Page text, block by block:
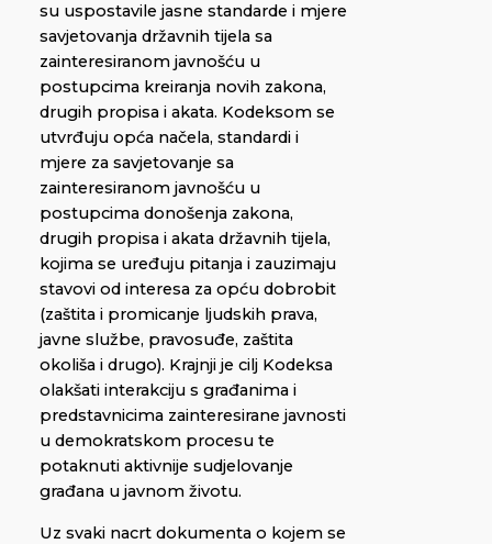
su uspostavile jasne standarde i mjere
savjetovanja državnih tijela sa
zainteresiranom javnošću u
postupcima kreiranja novih zakona,
drugih propisa i akata. Kodeksom se
utvrđuju opća načela, standardi i
mjere za savjetovanje sa
zainteresiranom javnošću u
postupcima donošenja zakona,
drugih propisa i akata državnih tijela,
kojima se uređuju pitanja i zauzimaju
stavovi od interesa za opću dobrobit
(zaštita i promicanje ljudskih prava,
javne službe, pravosuđe, zaštita
okoliša i drugo). Krajnji je cilj Kodeksa
olakšati interakciju s građanima i
predstavnicima zainteresirane javnosti
u demokratskom procesu te
potaknuti aktivnije sudjelovanje
građana u javnom životu.
Uz svaki nacrt dokumenta o kojem se